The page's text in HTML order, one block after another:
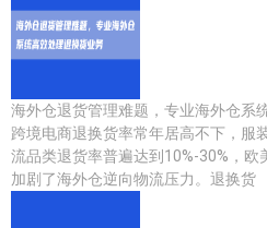
海外仓退货管理难题，专业海外仓系
跨境电商退换货率常年居高不下，服
流品类退货率普遍达到10%-30%，
加剧了海外仓逆向物流压力。退换货